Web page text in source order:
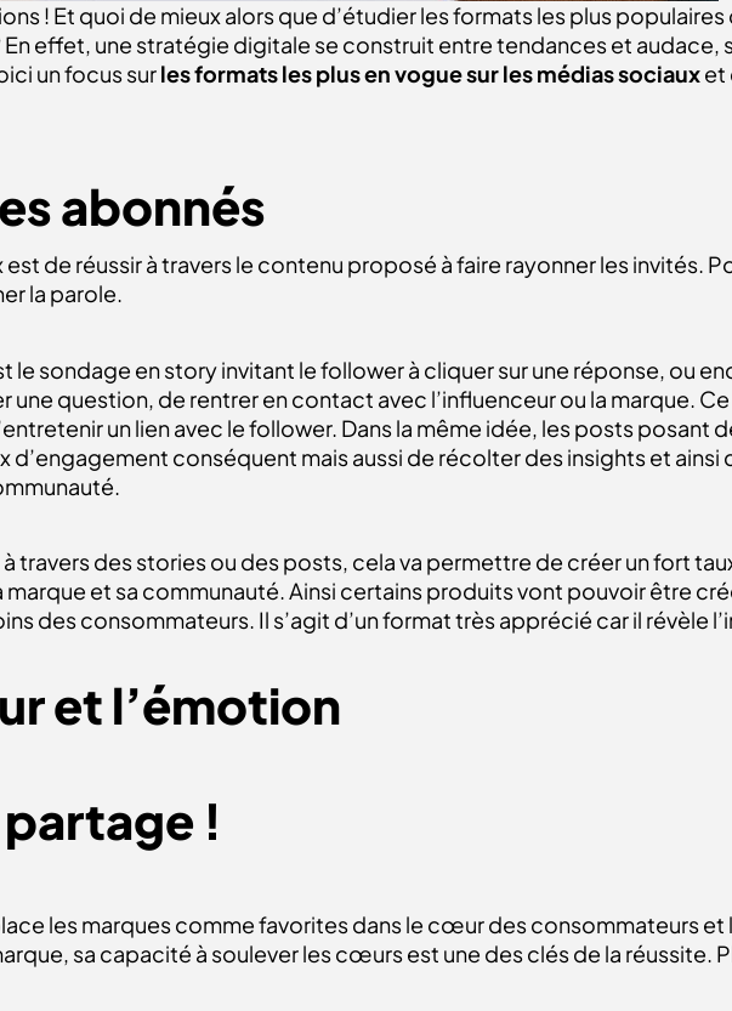
! Et quoi de mieux alors que d’étudier les formats les plus populaires
effet, une stratégie digitale se construit entre tendances et audace,
un focus surles formats les plus en vogue sur les médias sociauxet
abonnés
de réussir à travers le contenu proposé à faire rayonner les invités.
la parole.
sondage en story invitant le follower à cliquer sur une réponse, ou
question, de rentrer en contact avec l’influenceur ou la marque.
un lien avec le follower. Dans la même idée, les posts posant
d’engagement conséquent mais aussi de récolter des insights et ainsi
travers des stories ou des posts, cela va permettre de créer un fort
et sa communauté. Ainsi certains produits vont pouvoir être
des consommateurs. Il s’agit d’un format très apprécié car il révèle
et l’émotion
!
les marques comme favorites dans le cœur des consommateurs et
sa capacité à soulever les cœurs est une des clés de la réussite.